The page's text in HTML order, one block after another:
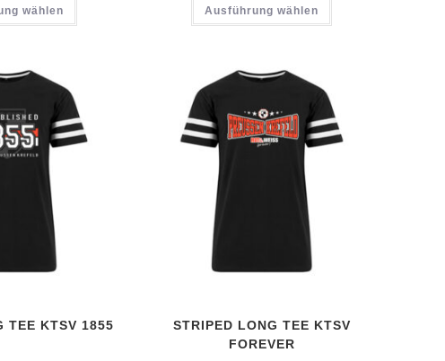
wählen Ausführung wählen
TEE KTSV 1855
STRIPED LONG TEE KTSV
FOREVER